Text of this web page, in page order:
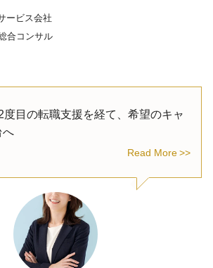
ービス会社
合コンサル
度目の転職支援を経て、希望のキャ
へ
Read More